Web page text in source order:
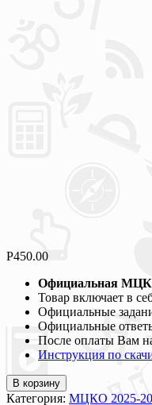
Р450.00
Официальная
Товар включает в
Официальные
Официальные
После оплаты Вам
Инструкция по
В корзину
Категория: МЦКО 2025-